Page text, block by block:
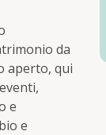
da
aperto, qui
e
e